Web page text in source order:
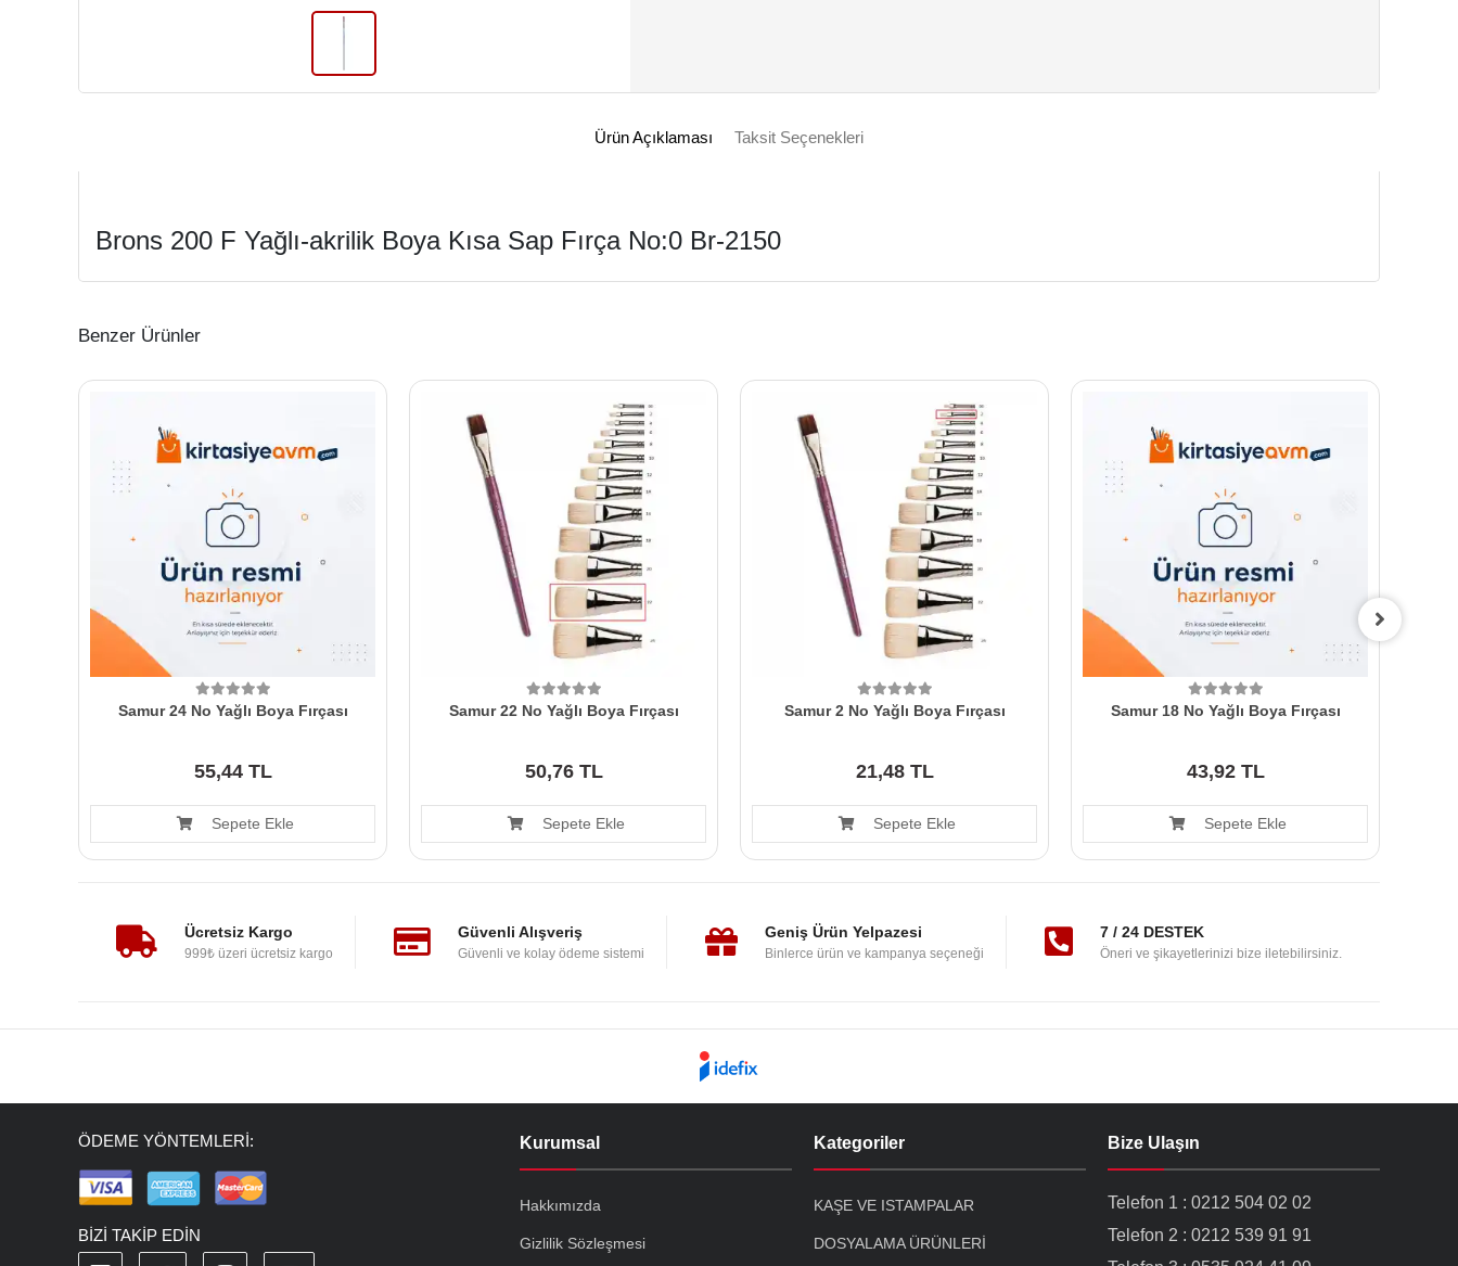
Ürün Açıklaması Taksit Seçenekleri
Brons 200 F Yağlı-akrilik Boya Kısa Sap Fırça No:0 Br-2150
Benzer Ürünler
Samur 24 No Yağlı Boya Fırçası
55,44 TL
Sepete Ekle
Samur 22 No Yağlı Boya Fırçası
50,76 TL
Sepete Ekle
Samur 2 No Yağlı Boya Fırçası
21,48 TL
Sepete Ekle
Samur 18 No Yağlı Boya Fırçası
43,92 TL
Sepete Ekle
Ücretsiz Kargo
999₺ üzeri ücretsiz kargo
Güvenli Alışveriş
Güvenli ve kolay ödeme sistemi
Geniş Ürün Yelpazesi
Binlerce ürün ve kampanya seçeneği
7 / 24 DESTEK
Öneri ve şikayetlerinizi bize iletebilirsiniz.
ÖDEME YÖNTEMLERİ:
BİZİ TAKİP EDİN
Kurumsal
Hakkımızda
Gizlilik Sözleşmesi
Kategoriler
KAŞE VE ISTAMPALAR
DOSYALAMA ÜRÜNLERİ
Bize Ulaşın
Telefon 1 : 0212 504 02 02
Telefon 2 : 0212 539 91 91